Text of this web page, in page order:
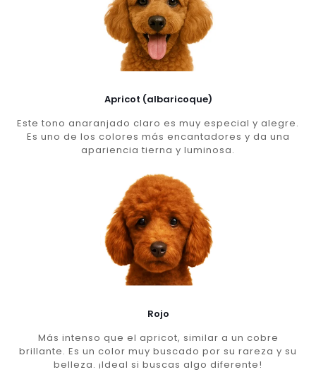
Apricot (albaricoque)
Este tono anaranjado claro es muy especial y alegre.
Es uno de los colores más encantadores y da una
apariencia tierna y luminosa.
Rojo
Más intenso que el apricot, similar a un cobre
brillante. Es un color muy buscado por su rareza y su
belleza. ¡Ideal si buscas algo diferente!